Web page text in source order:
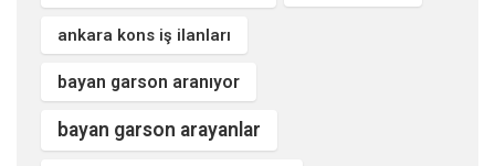
ankara kons iş ilanları
bayan garson aranıyor
bayan garson arayanlar